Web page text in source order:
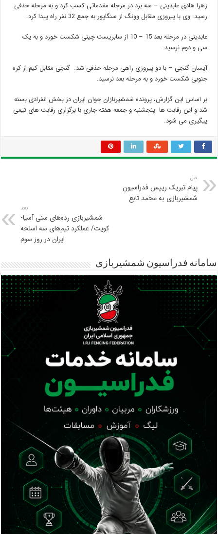
زهرا هادی عابدینی – سه برد در مرحله مقدماتی کسب کرد و به مرحله حذفی
رسید. وی با پیروزی مقابل وونگ از سنگاپور به جمع 32 نفر راه پیدا کرد.
عابدینی در مرحله بعد 15 – 10 از سابریست چینی شکست خورد و به یک
سی و دوم نرسید.
آیسان گنجی – با دو پیروزی راهی مرحله حذفی شد. گنجی مقابل کیم از کره
جنوبی شکست خورد و به مرحله بعد نرسید.
بر اساس این گزارش، پرونده شمشیربازان جوان ایران در بخش انفرادی بسته
شد و این رقابت ها پنجشنبه و جمعه هفته جاری با برگزاری رقابت های تیمی
پیگیری می شود.
قبل
پیام تبریک رییس فدراسیون
شمشیربازی به محمد تابع
بعد
شمشیربازی رده‌های سنی آسیا-
کویت/ عملکرد تیم‌های سه اسلحه
ایران در روز سوم
سامانه فدراسیون شمشیربازی